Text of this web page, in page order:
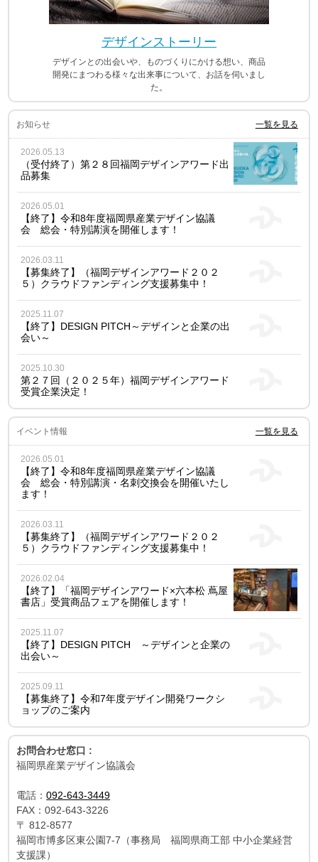
デザインストーリー
デザインとの出会いや、ものづくりにかける想い、商品
開発にまつわる様々な出来事について、お話を伺いまし
た。
お知らせ 一覧を見る
2026.05.13
（受付終了）第２８回福岡デザインアワード出
品募集
2026.05.01
【終了】令和8年度福岡県産業デザイン協議
会 総会・特別講演を開催します！
2026.03.11
【募集終了】（福岡デザインアワード２０２
５）クラウドファンディング支援募集中！
2025.11.07
【終了】DESIGN PITCH～デザインと企業の出
会い～
2025.10.30
第２７回（２０２５年）福岡デザインアワード
受賞企業決定！
イベント情報 一覧を見る
2026.05.01
【終了】令和8年度福岡県産業デザイン協議
会 総会・特別講演・名刺交換会を開催いたし
ます！
2026.03.11
【募集終了】（福岡デザインアワード２０２
５）クラウドファンディング支援募集中！
2026.02.04
【終了】「福岡デザインアワード×六本松 蔦屋
書店」受賞商品フェアを開催します！
2025.11.07
【終了】DESIGN PITCH ～デザインと企業の
出会い～
2025.09.11
【募集終了】令和7年度デザイン開発ワークシ
ョップのご案内
お問合わせ窓口 :
福岡県産業デザイン協議会
電話：092-643-3449
FAX：092-643-3226
〒812-8577
福岡市博多区東公園7-7（事務局 福岡県商工部 中小企業経営
支援課）